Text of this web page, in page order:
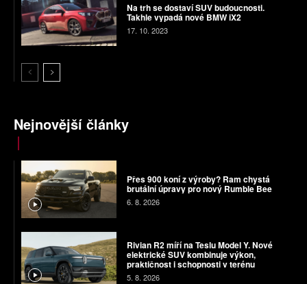
Na trh se dostaví SUV budoucnosti.
Takhle vypadá nové BMW iX2
17. 10. 2023
Nejnovější články
Přes 900 koní z výroby? Ram chystá
brutální úpravy pro nový Rumble Bee
6. 8. 2026
Rivian R2 míří na Teslu Model Y. Nové
elektrické SUV kombinuje výkon,
praktičnost i schopnosti v terénu
5. 8. 2026